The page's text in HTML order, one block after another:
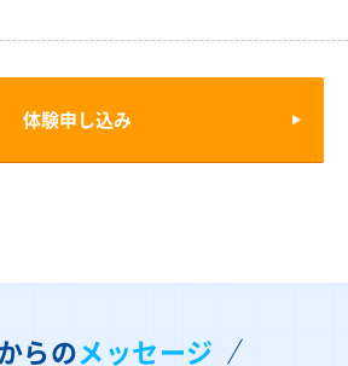
体験申し込み
らのメッセージ